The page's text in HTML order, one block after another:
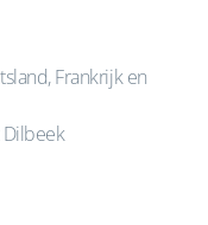
Frankrijk en